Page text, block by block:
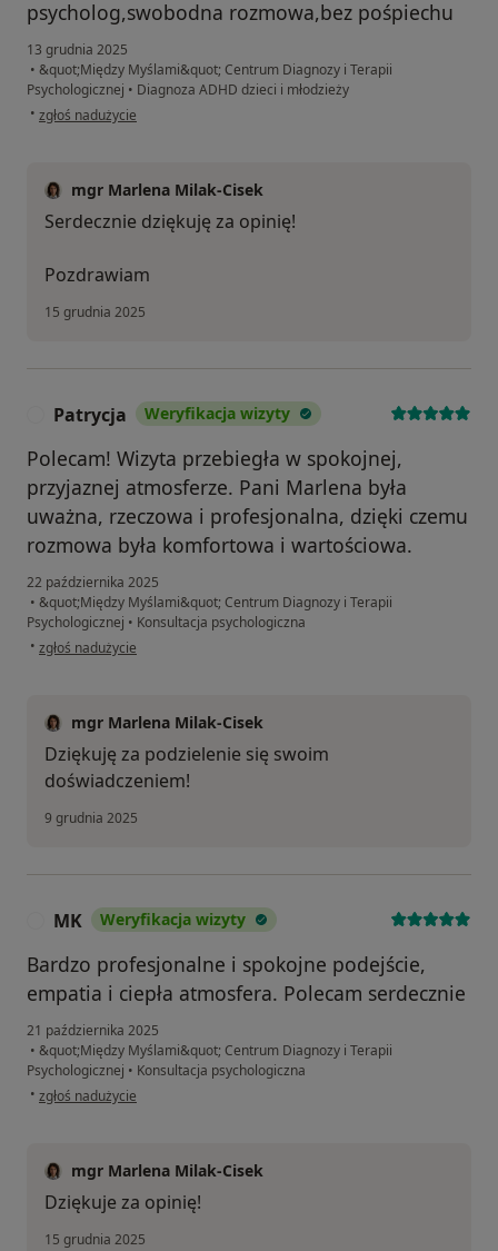
psycholog,swobodna rozmowa,bez pośpiechu
13 grudnia 2025
• &quot;Między Myślami&quot; Centrum Diagnozy i Terapii
Psychologicznej • Diagnoza ADHD dzieci i młodzieży
• w opinii użytkownika MS
zgłoś nadużycie
mgr Marlena Milak-Cisek
Serdecznie dziękuję za opinię!
Pozdrawiam
15 grudnia 2025
Patrycja Weryfikacja wizyty
Polecam! Wizyta przebiegła w spokojnej,
przyjaznej atmosferze. Pani Marlena była
uważna, rzeczowa i profesjonalna, dzięki czemu
rozmowa była komfortowa i wartościowa.
22 października 2025
• &quot;Między Myślami&quot; Centrum Diagnozy i Terapii
Psychologicznej • Konsultacja psychologiczna
• w opinii użytkownika Patrycja
zgłoś nadużycie
mgr Marlena Milak-Cisek
Dziękuję za podzielenie się swoim
doświadczeniem!
9 grudnia 2025
MK Weryfikacja wizyty
Bardzo profesjonalne i spokojne podejście,
empatia i ciepła atmosfera. Polecam serdecznie
21 października 2025
• &quot;Między Myślami&quot; Centrum Diagnozy i Terapii
Psychologicznej • Konsultacja psychologiczna
• w opinii użytkownika MK
zgłoś nadużycie
mgr Marlena Milak-Cisek
Dziękuje za opinię!
15 grudnia 2025